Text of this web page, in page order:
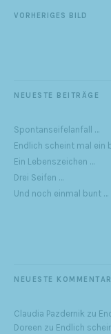
VORHERIGES BILD
NEUESTE BEITRÄGE
Spontanseifelanfall …
Endlich scheint mal ein
Ein Lebenszeichen …
Drei Seifen …
Und noch einmal bunt …
NEUESTE
Claudia Pazdernik zu
Doreen zu Endlich